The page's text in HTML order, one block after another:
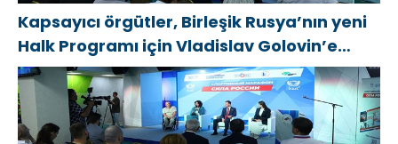
Kapsayıcı örgütler, Birleşik Rusya’nın yeni
Halk Programı için Vladislav Golovin’e
teklifler sundu